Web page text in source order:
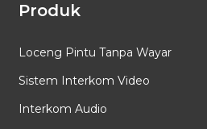
Produk
Loceng Pintu Tanpa Wayar
Sistem Interkom Video
Interkom Audio